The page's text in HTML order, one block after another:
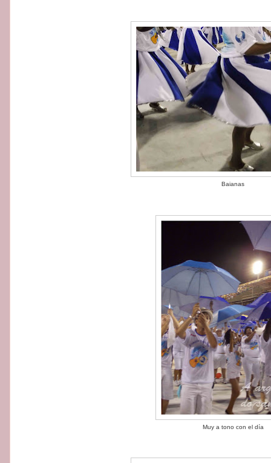
Baianas
Muy a tono con el día